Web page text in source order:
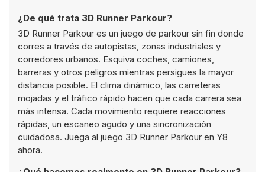
¿De qué trata 3D Runner Parkour?
3D Runner Parkour es un juego de parkour sin fin donde
corres a través de autopistas, zonas industriales y
corredores urbanos. Esquiva coches, camiones,
barreras y otros peligros mientras persigues la mayor
distancia posible. El clima dinámico, las carreteras
mojadas y el tráfico rápido hacen que cada carrera sea
más intensa. Cada movimiento requiere reacciones
rápidas, un escaneo agudo y una sincronización
cuidadosa. Juega al juego 3D Runner Parkour en Y8
ahora.